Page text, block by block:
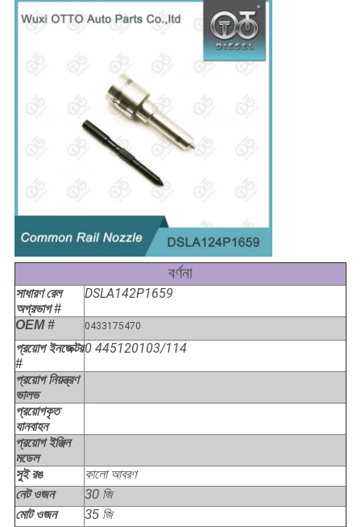
বর্ণনা
সাধারণ রেল
অগ্রভাগ #
DSLA142P1659
OEM # 0433175470
প্রয়োগ ইনজেক্টর
#
0 445120103/114
প্রয়োগ নিয়ন্ত্রণ
ভালভ
প্রয়োগকৃত
যানবাহন
প্রয়োগ ইঞ্জিন
মডেল
সুই রঙ
কালো আবরণ
নেট ওজন
30 জি
মোট ওজন
35 জি